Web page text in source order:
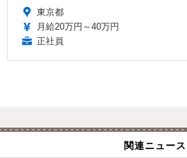
東京都
月給20万円～40万円
正社員
関連ニュース